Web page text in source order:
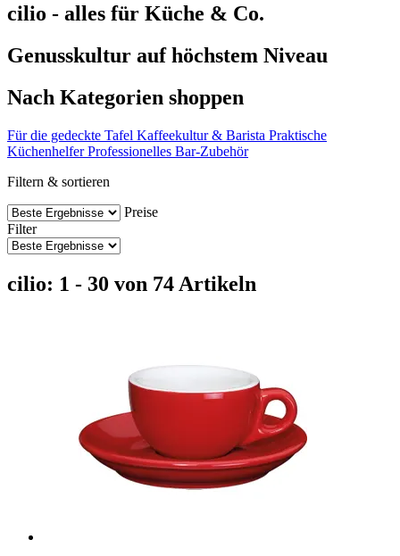
cilio - alles für Küche & Co.
Genusskultur auf höchstem Niveau
Nach Kategorien shoppen
Für die gedeckte Tafel Kaffeekultur & Barista Praktische
Küchenhelfer Professionelles Bar-Zubehör
Filtern & sortieren
Preise
Filter
cilio: 1 - 30 von 74 Artikeln